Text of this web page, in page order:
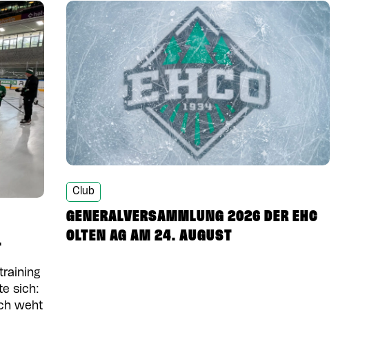
sich:
weht
Club
GENERALVERSAMMLUNG 2026 DER EHC
OLTEN AG AM 24. AUGUST